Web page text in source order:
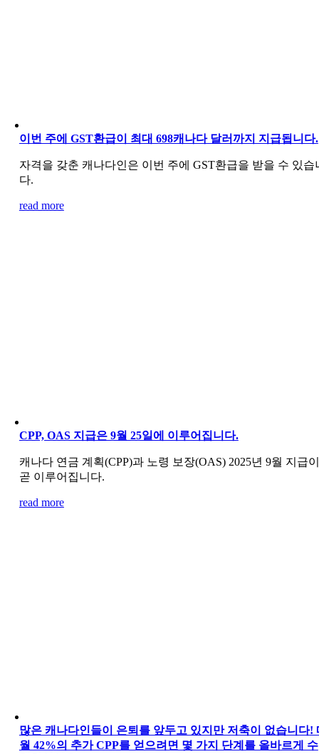
이번 주에 GST환급이 최대 698캐나다 달러까지 지급됩니다.
자격을 갖춘 캐나다인은 이번 주에 GST환급을 받을 수 있습
다.
read more
CPP, OAS 지급은 9월 25일에 이루어집니다.
캐나다 연금 계획(CPP)과 노령 보장(OAS) 2025년 9월 지급이
곧 이루어집니다.
read more
많은 캐나다인들이 은퇴를 앞두고 있지만 저축이 없습니다!
월 42%의 추가 CPP를 얻으려면 몇 가지 단계를 올바르게 수